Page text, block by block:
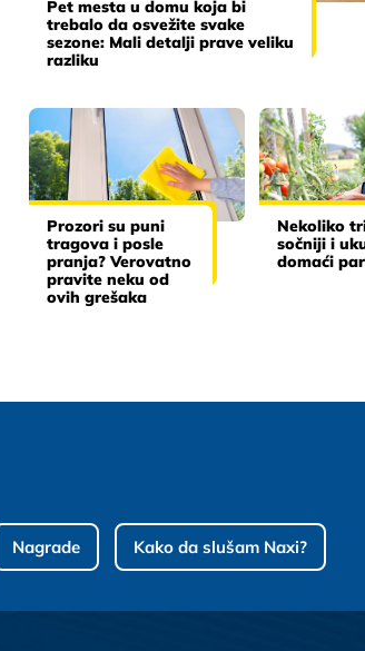
Pet mesta u domu koja bi
trebalo da osvežite svake
sezone: Mali detalji prave veliku
razliku
Prozori su puni
tragova i posle
pranja? Verovatno
pravite neku od
ovih grešaka
Nekoliko
sočniji i
domaći
Nagrade Kako da slušam Naxi?